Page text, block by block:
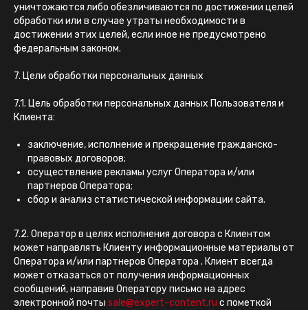
уничтожаются либо обезличиваются по достижении целей
обработки или в случае утраты необходимости в
достижении этих целей, если иное не предусмотрено
федеральным законом.
7. Цели обработки персональных данных
7.1. Цель обработки персональных данных Пользователя и
Клиента:
заключение, исполнение и прекращение гражданско-
правовых договоров;
осуществление рекламы услуг Оператора и/или
партнеров Оператора;
сбор и анализ статистической информации сайта.
7.2. Оператор в целях исполнения договора с Клиентом
может направлять Клиенту информационные материалы от
Оператора и/или партнеров Оператора . Клиент всегда
может отказаться от получения информационных
сообщений, направив Оператору письмо на адрес
электронной почты sale@expert-content.ru с пометкой